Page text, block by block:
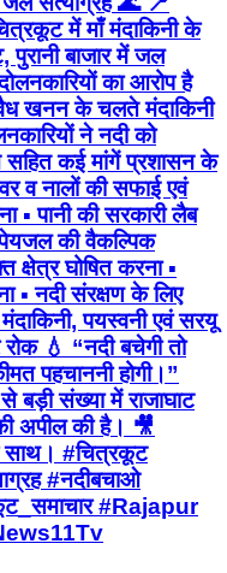
में माँ मंदाकिनी के
बाजार में जल
का आरोप है
खनन के चलते मंदाकिनी
ने नदी को
सहित कई मांगें प्रशासन के
व नालों की सफाई एवं
▪️ पानी की सरकारी लैब
पेयजल की वैकल्पिक
क्षेत्र घोषित करना ▪️
▪️ नदी संरक्षण के लिए
पयस्वनी एवं सरयू
💧 “नदी बचेगी तो
पहचाननी होगी।”
बड़ी संख्या में राजाघाट
अपील की है। 🎥
साथ। #चित्रकूट
#नदीबचाओ
#Rajapur